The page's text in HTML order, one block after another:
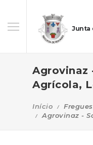
Junta
Agrovinaz
Agrícola,
Início
Agrovinaz -